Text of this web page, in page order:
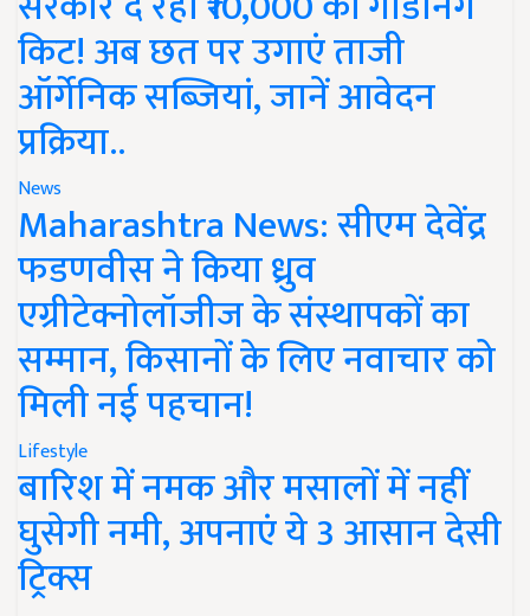
किट! अब छत पर उगाएं ताजी
ऑर्गेनिक सब्जियां, जानें आवेदन
प्रक्रिया..
News
Maharashtra News: सीएम देवेंद्र
फडणवीस ने किया ध्रुव
एग्रीटेक्नोलॉजीज के संस्थापकों का
सम्मान, किसानों के लिए नवाचार को
मिली नई पहचान!
Lifestyle
बारिश में नमक और मसालों में नहीं
घुसेगी नमी, अपनाएं ये 3 आसान देसी
ट्रिक्स